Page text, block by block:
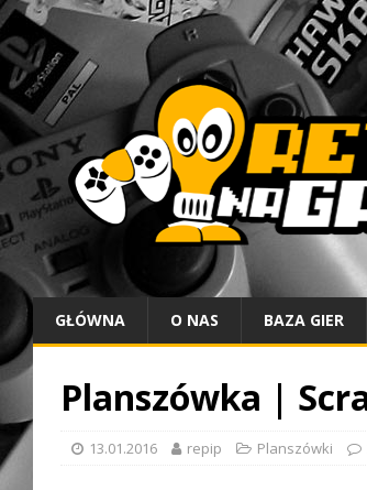
GŁÓWNA O NAS BAZA GIER
Planszówka |
13.01.2016 repip Planszówki